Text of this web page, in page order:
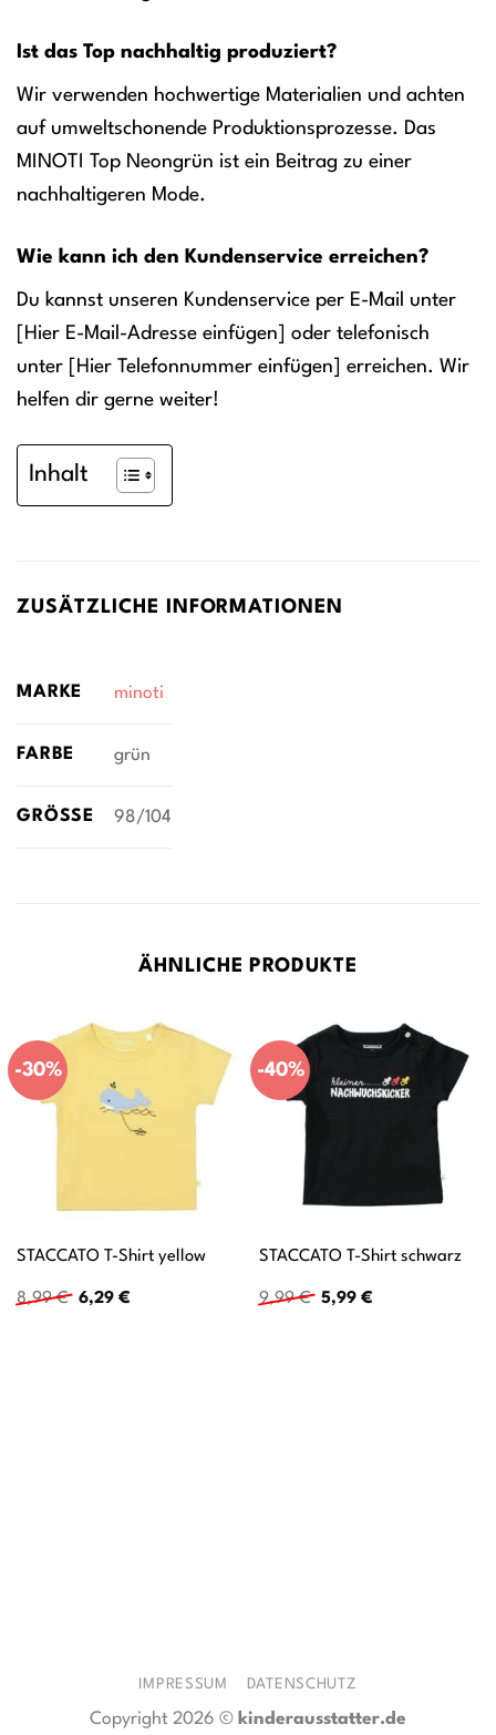
Ist das Top nachhaltig produziert?
Wir verwenden hochwertige Materialien und achten
auf umweltschonende Produktionsprozesse. Das
MINOTI Top Neongrün ist ein Beitrag zu einer
nachhaltigeren Mode.
Wie kann ich den Kundenservice erreichen?
Du kannst unseren Kundenservice per E-Mail unter
[Hier E-Mail-Adresse einfügen] oder telefonisch
unter [Hier Telefonnummer einfügen] erreichen. Wir
helfen dir gerne weiter!
Inhalt
ZUSÄTZLICHE INFORMATIONEN
MARKE minoti
FARBE grün
GRÖSSE 98/104
ÄHNLICHE PRODUKTE
-30%
STACCATO T-Shirt yellow
8,99€ Ursprünglicher
6,29 €Aktueller
-40%
STACCATO T-Shirt schwarz
9,99€ Ursprünglicher
5,99 €Aktueller
IMPRESSUM DATENSCHUTZ
Copyright 2026 © kinderausstatter.de